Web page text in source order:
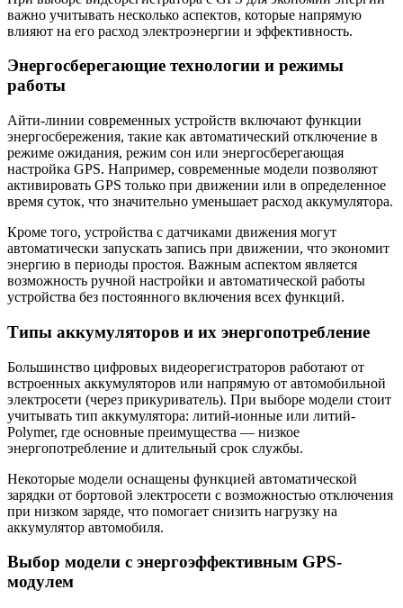
важно учитывать несколько аспектов, которые напрямую
влияют на его расход электроэнергии и эффективность.
Энергосберегающие технологии и режимы
работы
Айти-линии современных устройств включают функции
энергосбережения, такие как автоматический отключение в
режиме ожидания, режим сон или энергосберегающая
настройка GPS. Например, современные модели позволяют
активировать GPS только при движении или в определенное
время суток, что значительно уменьшает расход аккумулятора.
Кроме того, устройства с датчиками движения могут
автоматически запускать запись при движении, что экономит
энергию в периоды простоя. Важным аспектом является
возможность ручной настройки и автоматической работы
устройства без постоянного включения всех функций.
Типы аккумуляторов и их энергопотребление
Большинство цифровых видеорегистраторов работают от
встроенных аккумуляторов или напрямую от автомобильной
электросети (через прикуриватель). При выборе модели стоит
учитывать тип аккумулятора: литий-ионные или литий-
Polymer, где основные преимущества — низкое
энергопотребление и длительный срок службы.
Некоторые модели оснащены функцией автоматической
зарядки от бортовой электросети с возможностью отключения
при низком заряде, что помогает снизить нагрузку на
аккумулятор автомобиля.
Выбор модели с энергоэффективным GPS-
модулем